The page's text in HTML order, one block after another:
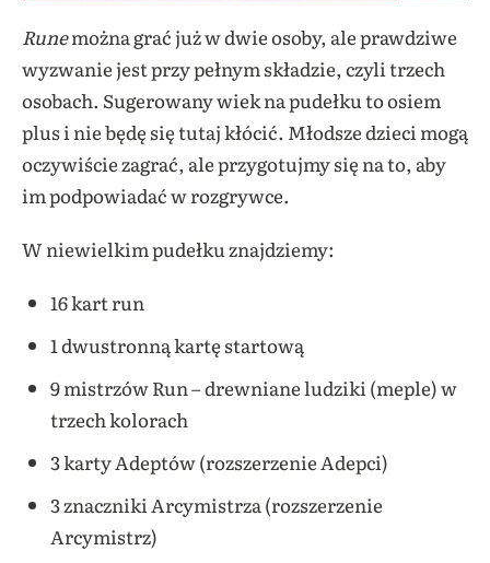
Runemożna grać już w dwie osoby, ale prawdziwe
wyzwanie jest przy pełnym składzie, czyli trzech
osobach. Sugerowany wiek na pudełku to osiem
plus i nie będę się tutaj kłócić. Młodsze dzieci mogą
oczywiście zagrać, ale przygotujmy się na to, aby
im podpowiadać w rozgrywce.
W niewielkim pudełku znajdziemy:
16 kart run
1 dwustronną kartę startową
9 mistrzów Run – drewniane ludziki (meple) w
trzech kolorach
3 karty Adeptów (rozszerzenie Adepci)
3 znaczniki Arcymistrza (rozszerzenie
Arcymistrz)